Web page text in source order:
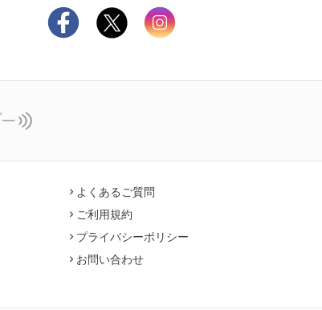
よくあるご質問
ご利用規約
プライバシーポリシー
お問い合わせ